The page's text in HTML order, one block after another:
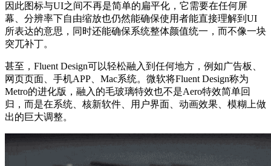
因此图标与UI之间不再是简单的扁平化，它需要在任何屏
幕、分辨率下自由缩放也仍然能确保使用者能直接理解到UI
所表达的意思，同时还能确保系统整体颜值统一，而不像一块
突兀补丁。
甚至，Fluent Design可以轻松融入到任何地方，例如广告板、
网页页面、手机APP、Mac系统。微软将Fluent Design称为
Metro的进化版，融入的毛玻璃特效也不是Aero特效简单回
归，而是在系统、核新软件、用户界面、动画效果、模糊上做
出的巨大调整。